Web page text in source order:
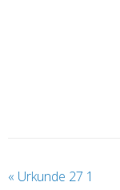
« Urkunde 27 1